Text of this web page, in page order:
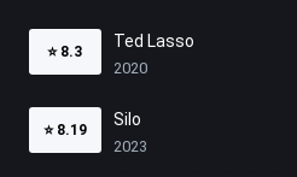
⭐ 8.3
Ted Lasso
2020
⭐ 8.19
Silo
2023